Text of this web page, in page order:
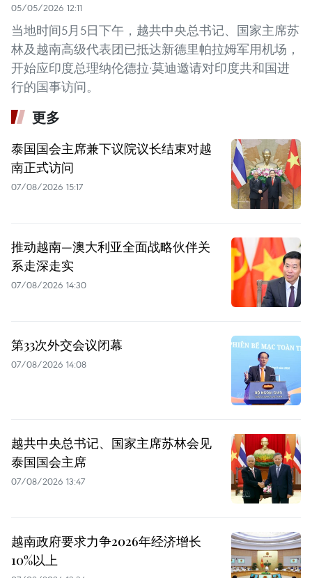
05/05/2026 12:11
当地时间5月5日下午，越共中央总书记、国家主席苏
林及越南高级代表团已抵达新德里帕拉姆军用机场，
开始应印度总理纳伦德拉·莫迪邀请对印度共和国进
行的国事访问。
更多
泰国国会主席兼下议院议长结束对越
南正式访问
07/08/2026 15:17
推动越南—澳大利亚全面战略伙伴关
系走深走实
07/08/2026 14:30
第33次外交会议闭幕
07/08/2026 14:08
越共中央总书记、国家主席苏林会见
泰国国会主席
07/08/2026 13:47
越南政府要求力争2026年经济增长
10%以上